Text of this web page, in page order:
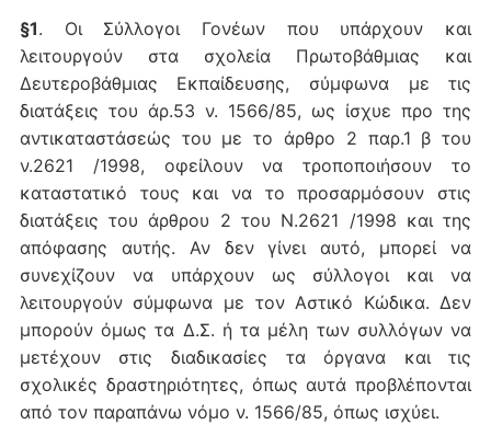
§1. Οι Σύλλογοι Γονέων που υπάρχουν και
λειτουργούν στα σχολεία Πρωτοβάθμιας και
Δευτεροβάθμιας Εκπαίδευσης, σύμφωνα με τις
διατάξεις του άρ.53 ν. 1566/85, ως ίσχυε προ της
αντικαταστάσεώς του με το άρθρο 2 παρ.1 β του
ν.2621 /1998, οφείλουν να τροποποιήσουν το
καταστατικό τους και να το προσαρμόσουν στις
διατάξεις του άρθρου 2 του Ν.2621 /1998 και της
απόφασης αυτής. Αν δεν γίνει αυτό, μπορεί να
συνεχίζουν να υπάρχουν ως σύλλογοι και να
λειτουργούν σύμφωνα με τον Αστικό Κώδικα. Δεν
μπορούν όμως τα Δ.Σ. ή τα μέλη των συλλόγων να
μετέχουν στις διαδικασίες τα όργανα και τις
σχολικές δραστηριότητες, όπως αυτά προβλέπονται
από τον παραπάνω νόμο ν. 1566/85, όπως ισχύει.